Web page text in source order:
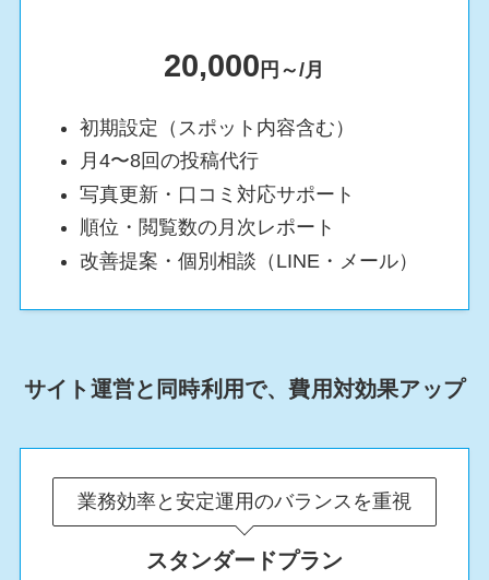
20,000 円～/月
初期設定（スポット内容含む）
月4〜8回の投稿代行
写真更新・口コミ対応サポート
順位・閲覧数の月次レポート
改善提案・個別相談（LINE・メール）
サイト運営と同時利用で、費用対効果アップ
業務効率と安定運用のバランスを重視
スタンダードプラン